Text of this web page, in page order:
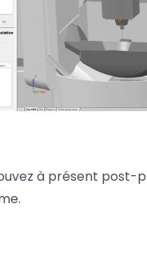
à présent post-